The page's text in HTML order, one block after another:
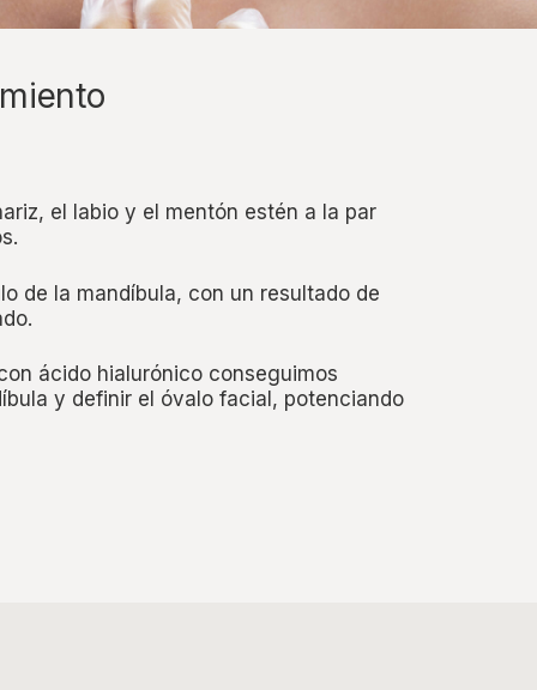
el labio y el mentón estén a la par
de la mandíbula, con un resultado de
ácido hialurónico conseguimos
y definir el óvalo facial, potenciando